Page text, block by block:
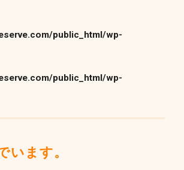
public_html/wp-
public_html/wp-
います。